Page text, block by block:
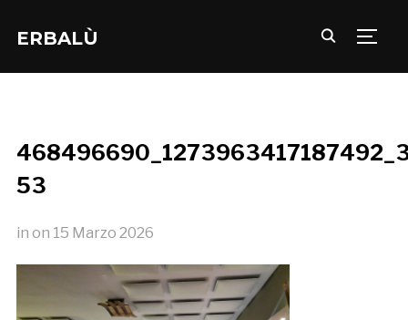
ERBALÙ
53
in on 15 Marzo 2026